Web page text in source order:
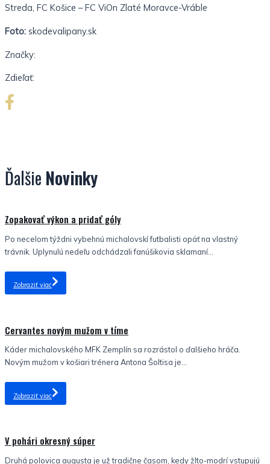
Streda, FC Košice – FC ViOn Zlaté Moravce-Vráble
Foto: skodevalipany.sk
Značky:
Zdieľať:
Ďalšie Novinky
Zopakovať výkon a pridať góly
Po necelom týždni vybehnú michalovskí futbalisti opäť na vlastný
trávnik. Uplynulú nedeľu odchádzali fanúšikovia sklamaní...
Zobraziť viac
Cervantes novým mužom v tíme
Káder michalovského MFK Zemplín sa rozrástol o ďalšieho hráča.
Novým mužom v košiari trénera Antona Šoltisa je...
Zobraziť viac
V pohári okresný súper
Druhá polovica augusta je už tradične časom, kedy žlto-modrí vstupujú